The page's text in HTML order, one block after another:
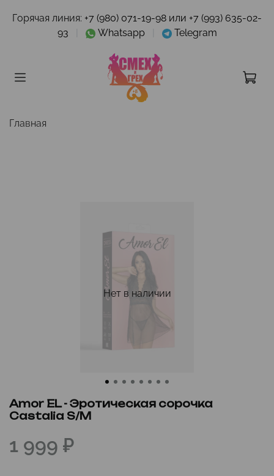
Горячая линия: +7 (980) 071-19-98 или +7 (993) 635-02-
93
Whatsapp Telegram
Главная
Нет в наличии
Amor EL - Эротическая сорочка
Castalia S/M
1 999 ₽